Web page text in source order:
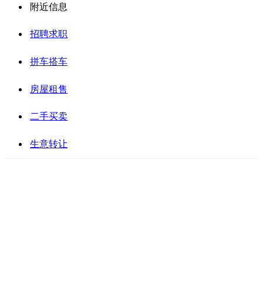
附近信息
招聘求职
拼车搭车
房屋租售
二手买卖
生意转让